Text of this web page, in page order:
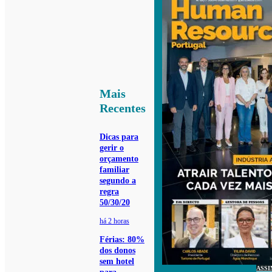
Mais
Recentes
Dicas para
gerir o
orçamento
familiar
segundo a
regra
50/30/20
há 2 horas
Férias: 80%
dos donos
sem hotel